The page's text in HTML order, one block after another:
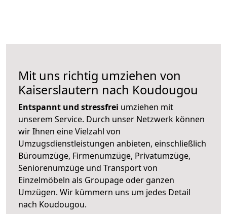
Mit uns richtig umziehen von
Kaiserslautern nach Koudougou
Entspannt und stressfrei umziehen mit
unserem Service. Durch unser Netzwerk können
wir Ihnen eine Vielzahl von
Umzugsdienstleistungen anbieten, einschließlich
Büroumzüge, Firmenumzüge, Privatumzüge,
Seniorenumzüge und Transport von
Einzelmöbeln als Groupage oder ganzen
Umzügen. Wir kümmern uns um jedes Detail
nach Koudougou.